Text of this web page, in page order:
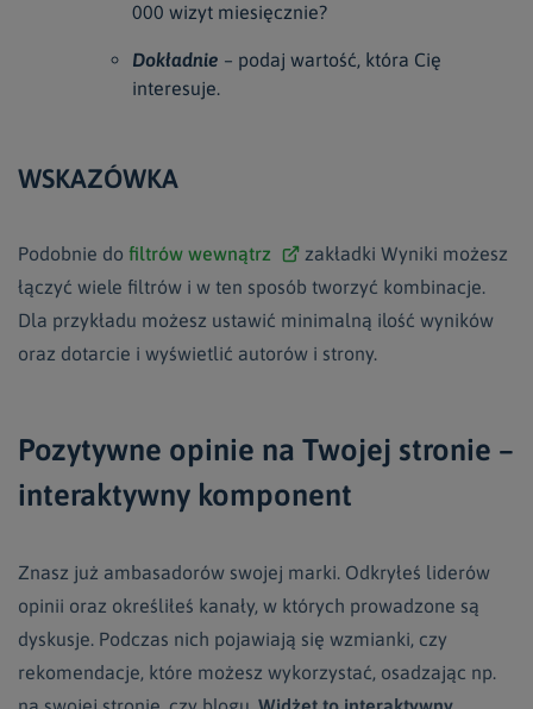
000 wizyt miesięcznie?
Dokładnie – podaj wartość, która Cię
interesuje.
WSKAZÓWKA
Podobnie do filtrów wewnątrz
zakładki Wyniki możesz
łączyć wiele filtrów i w ten sposób tworzyć kombinacje.
Dla przykładu możesz ustawić minimalną ilość wyników
oraz dotarcie i wyświetlić autorów i strony.
Pozytywne opinie na Twojej stronie –
interaktywny komponent
Znasz już ambasadorów swojej marki. Odkryłeś liderów
opinii oraz określiłeś kanały, w których prowadzone są
dyskusje. Podczas nich pojawiają się wzmianki, czy
rekomendacje, które możesz wykorzystać, osadzając np.